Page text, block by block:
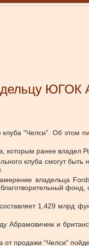
ЮГОК
“Челси”. Об этом
которым ранее владел
клуба смогут быть
владельца
1,429 млрд
Абрамовичем и
продажи “Челси”